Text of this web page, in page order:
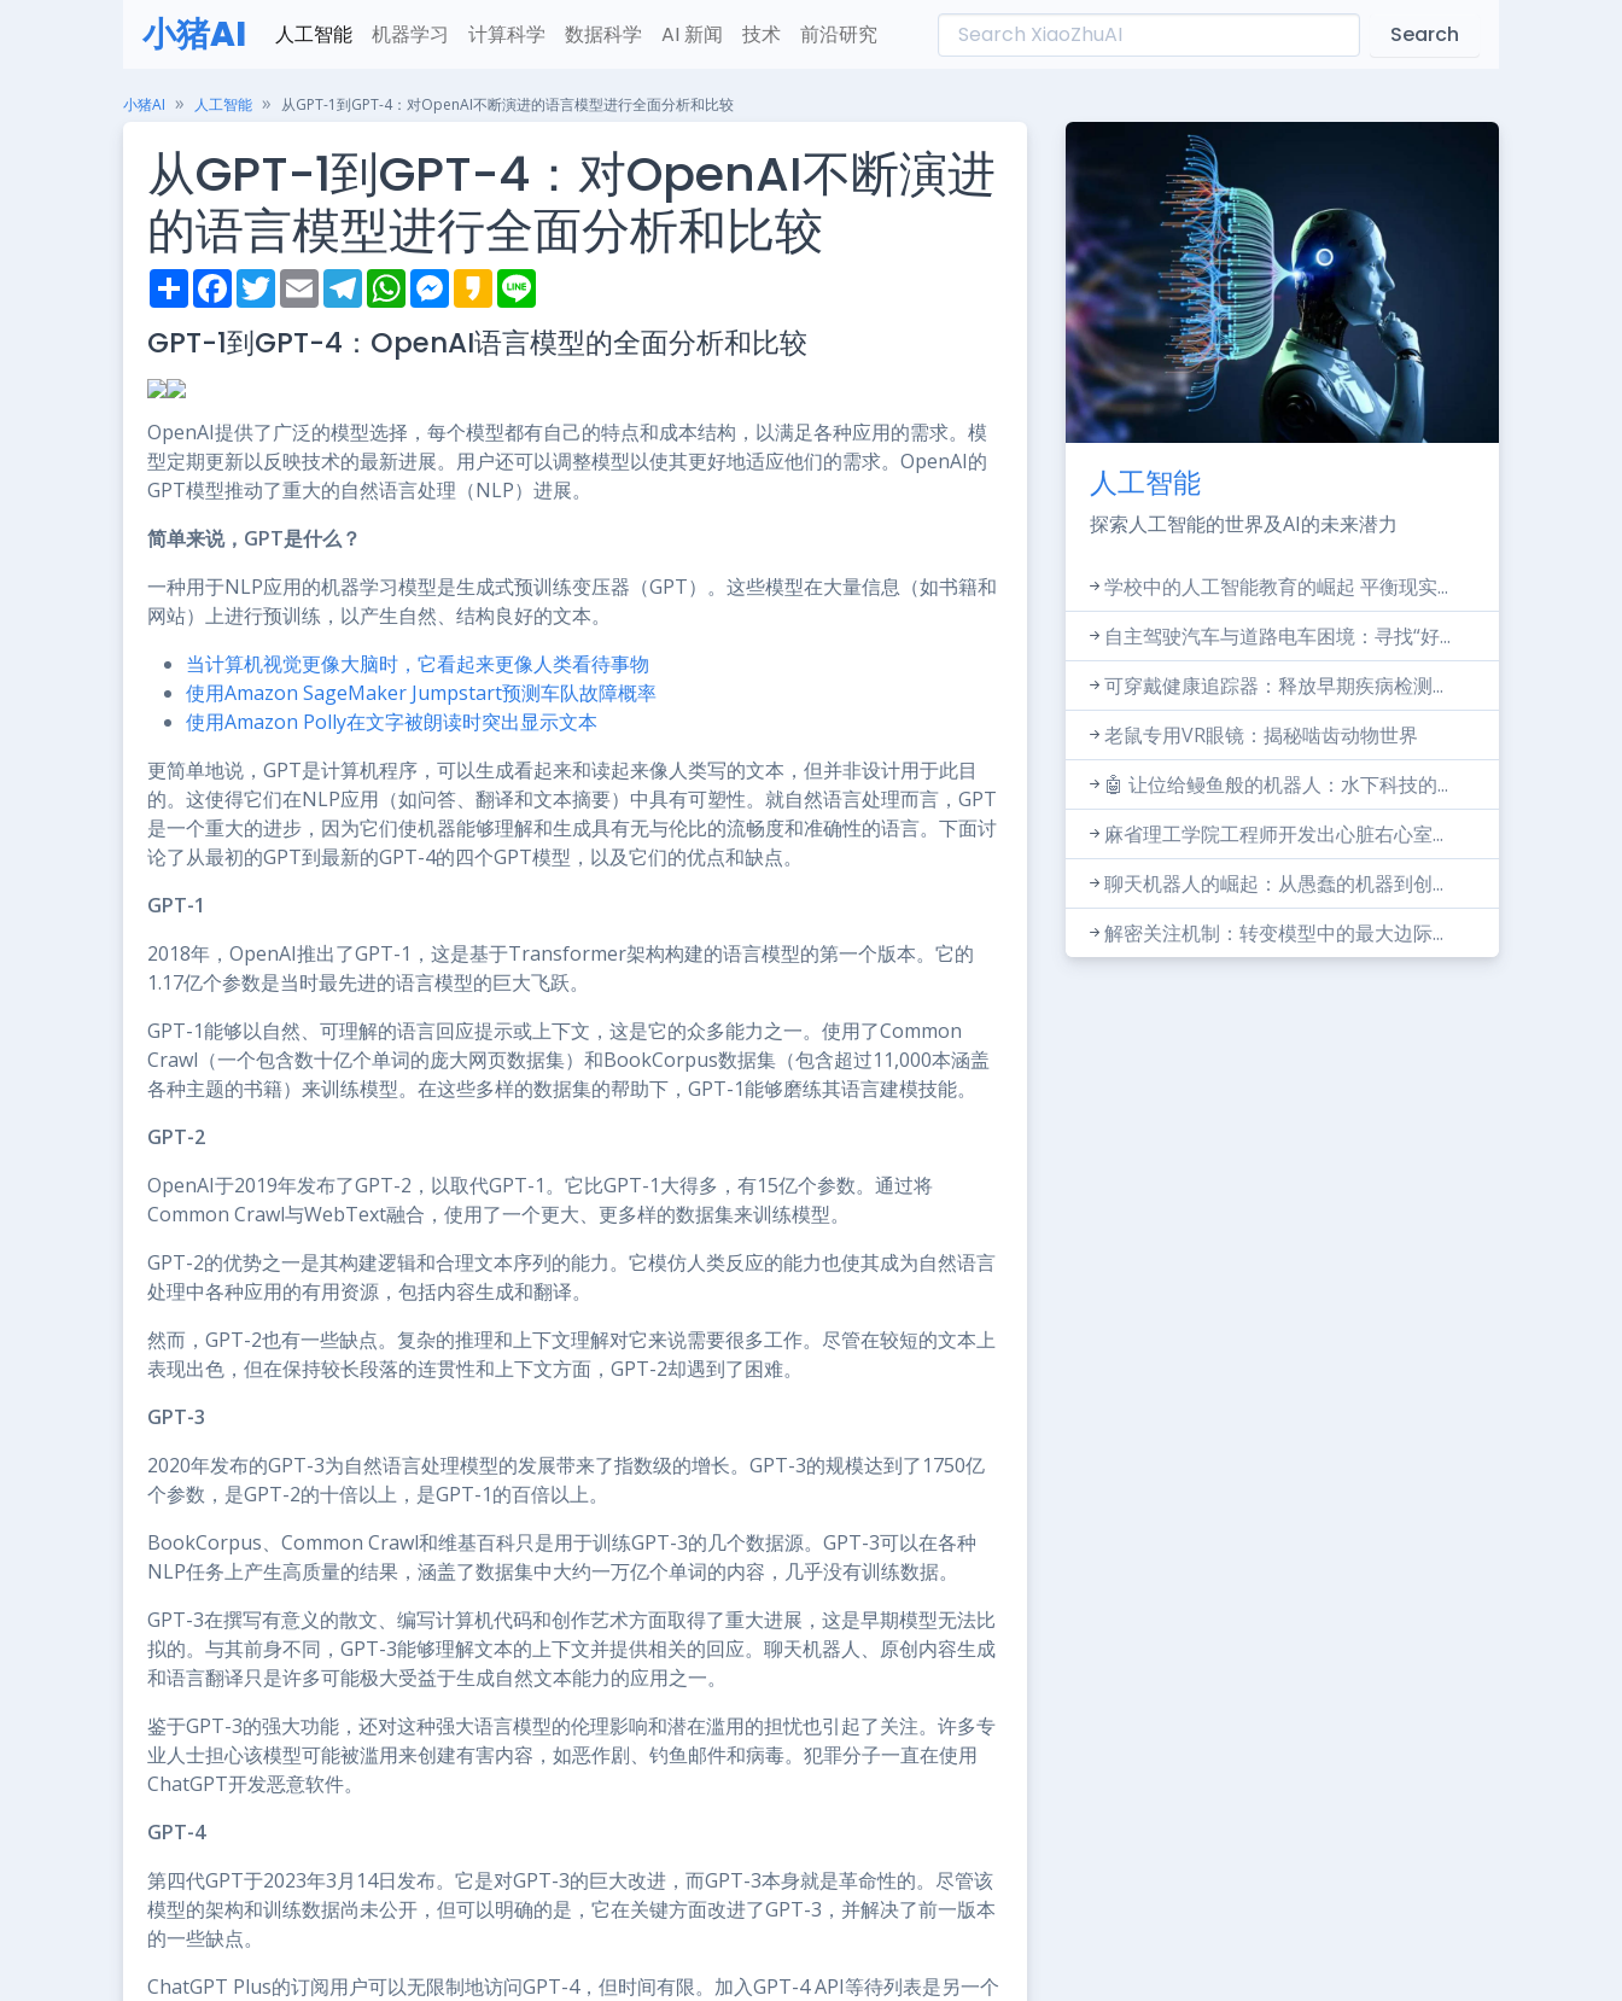
小猪AI 人工智能 机器学习 计算科学 数据科学 AI 新闻 技术 前沿研究 Search
小猪AI 人工智能 从GPT-1到GPT-4：对OpenAI不断演进的语言模型进行全面分析和比较
从GPT-1到GPT-4：对OpenAI不断演进
的语言模型进行全面分析和比较
S
h
r
e
F
a
e
b
T
w
t
t
E
m
i
T
e
e
g
W
h
t
s
M
e
s
e
r
K
a
a
o
e
GPT-1到GPT-4：OpenAI语言模型的全面分析和比较
OpenAI提供了广泛的模型选择，每个模型都有自己的特点和成本结构，以满足各种应用的需求。模
型定期更新以反映技术的最新进展。用户还可以调整模型以使其更好地适应他们的需求。OpenAI的
GPT模型推动了重大的自然语言处理（NLP）进展。
简单来说，GPT是什么？
一种用于NLP应用的机器学习模型是生成式预训练变压器（GPT）。这些模型在大量信息（如书籍和
网站）上进行预训练，以产生自然、结构良好的文本。
当计算机视觉更像大脑时，它看起来更像人类看待事物
使用Amazon SageMaker Jumpstart预测车队故障概率
使用Amazon Polly在文字被朗读时突出显示文本
更简单地说，GPT是计算机程序，可以生成看起来和读起来像人类写的文本，但并非设计用于此目
的。这使得它们在NLP应用（如问答、翻译和文本摘要）中具有可塑性。就自然语言处理而言，GPT
是一个重大的进步，因为它们使机器能够理解和生成具有无与伦比的流畅度和准确性的语言。下面讨
论了从最初的GPT到最新的GPT-4的四个GPT模型，以及它们的优点和缺点。
GPT-1
2018年，OpenAI推出了GPT-1，这是基于Transformer架构构建的语言模型的第一个版本。它的
1.17亿个参数是当时最先进的语言模型的巨大飞跃。
GPT-1能够以自然、可理解的语言回应提示或上下文，这是它的众多能力之一。使用了Common
Crawl（一个包含数十亿个单词的庞大网页数据集）和BookCorpus数据集（包含超过11,000本涵盖
各种主题的书籍）来训练模型。在这些多样的数据集的帮助下，GPT-1能够磨练其语言建模技能。
GPT-2
OpenAI于2019年发布了GPT-2，以取代GPT-1。它比GPT-1大得多，有15亿个参数。通过将
Common Crawl与WebText融合，使用了一个更大、更多样的数据集来训练模型。
GPT-2的优势之一是其构建逻辑和合理文本序列的能力。它模仿人类反应的能力也使其成为自然语言
处理中各种应用的有用资源，包括内容生成和翻译。
然而，GPT-2也有一些缺点。复杂的推理和上下文理解对它来说需要很多工作。尽管在较短的文本上
表现出色，但在保持较长段落的连贯性和上下文方面，GPT-2却遇到了困难。
GPT-3
2020年发布的GPT-3为自然语言处理模型的发展带来了指数级的增长。GPT-3的规模达到了1750亿
个参数，是GPT-2的十倍以上，是GPT-1的百倍以上。
BookCorpus、Common Crawl和维基百科只是用于训练GPT-3的几个数据源。GPT-3可以在各种
NLP任务上产生高质量的结果，涵盖了数据集中大约一万亿个单词的内容，几乎没有训练数据。
GPT-3在撰写有意义的散文、编写计算机代码和创作艺术方面取得了重大进展，这是早期模型无法比
拟的。与其前身不同，GPT-3能够理解文本的上下文并提供相关的回应。聊天机器人、原创内容生成
和语言翻译只是许多可能极大受益于生成自然文本能力的应用之一。
鉴于GPT-3的强大功能，还对这种强大语言模型的伦理影响和潜在滥用的担忧也引起了关注。许多专
业人士担心该模型可能被滥用来创建有害内容，如恶作剧、钓鱼邮件和病毒。犯罪分子一直在使用
ChatGPT开发恶意软件。
GPT-4
第四代GPT于2023年3月14日发布。它是对GPT-3的巨大改进，而GPT-3本身就是革命性的。尽管该
模型的架构和训练数据尚未公开，但可以明确的是，它在关键方面改进了GPT-3，并解决了前一版本
的一些缺点。
ChatGPT Plus的订阅用户可以无限制地访问GPT-4，但时间有限。加入GPT-4 API等待列表是另一个
人工智能
探索人工智能的世界及AI的未来潜力
学校中的人工智能教育的崛起 平衡现实...
自主驾驶汽车与道路电车困境：寻找“好...
可穿戴健康追踪器：释放早期疾病检测...
老鼠专用VR眼镜：揭秘啮齿动物世界
🤖 让位给鳗鱼般的机器人：水下科技的...
麻省理工学院工程师开发出心脏右心室...
聊天机器人的崛起：从愚蠢的机器到创...
解密关注机制：转变模型中的最大边际...